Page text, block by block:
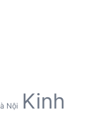
Nội
Kinh